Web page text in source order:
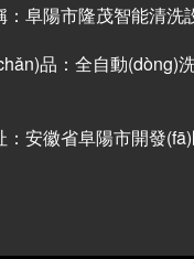
：阜陽市隆茂智能清洗
品：全自動(dòng)
：安徽省阜陽市開發